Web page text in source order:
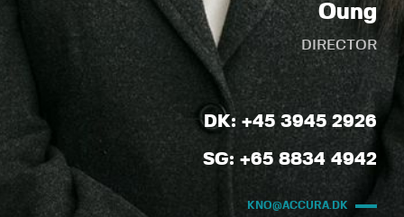
Oung
DIRECTOR
DK: +45 3945 2926
SG: +65 8834 4942
KNO@ACCURA.DK